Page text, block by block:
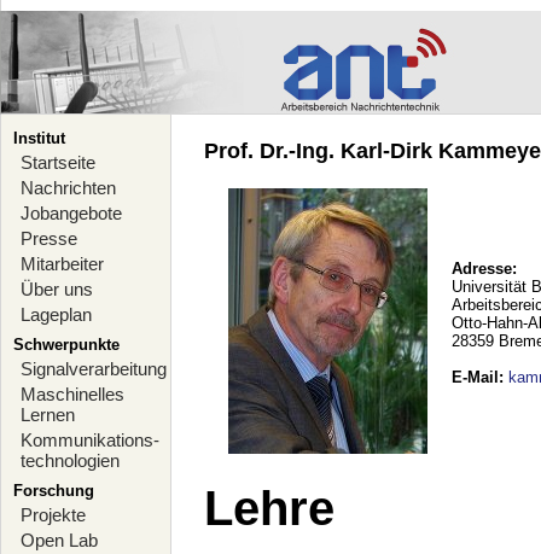
Institut
Startseite
Nachrichten
Jobangebote
Presse
Mitarbeiter
Über uns
Lageplan
Schwerpunkte
Signalverarbeitung
Maschinelles
Lernen
Kommunikations-
technologien
Forschung
Projekte
Open Lab
Prof. Dr.-Ing. Karl-Dirk
Adresse:
Universität
Otto-Hahn-
28359
E-Mail :
Lehre